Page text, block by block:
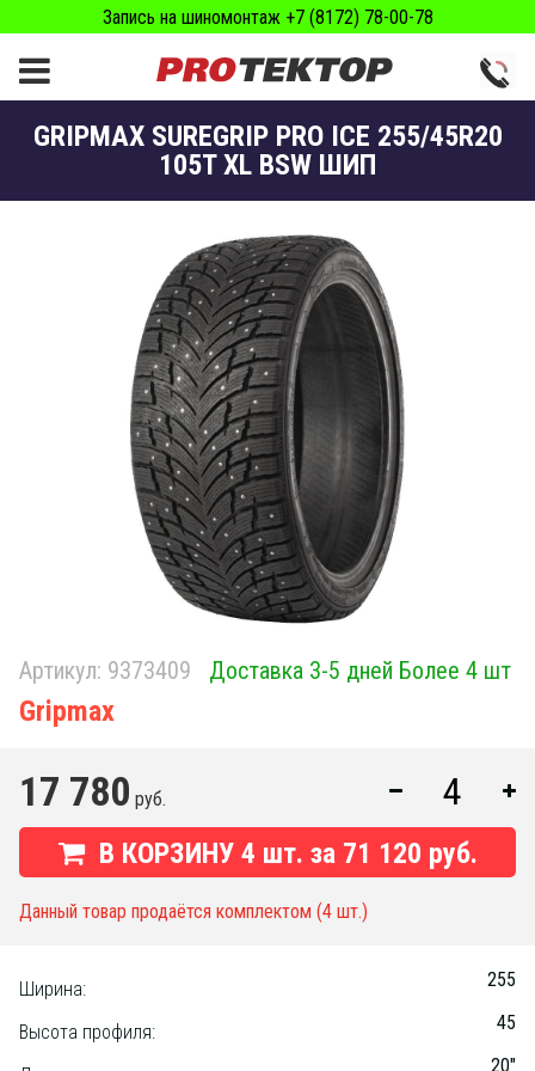
Запись на шиномонтаж +7 (8172) 78-00-78
GRIPMAX SUREGRIP PRO ICE 255/45R20
105T XL BSW ШИП
Артикул: 9373409 Доставка 3-5 дней Более 4 шт
Gripmax
17 780 руб.
В КОРЗИНУ 4 шт. за 71 120 руб.
Данный товар продаётся комплектом (4 шт.)
Ширина: 255
Высота профиля: 45
20"